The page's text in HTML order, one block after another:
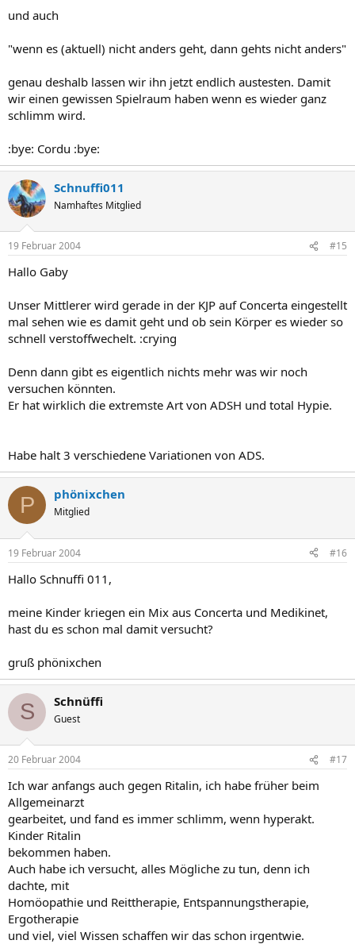
und auch
"wenn es (aktuell) nicht anders geht, dann gehts nicht anders"
genau deshalb lassen wir ihn jetzt endlich austesten. Damit
wir einen gewissen Spielraum haben wenn es wieder ganz
schlimm wird.
:bye: Cordu :bye:
Schnuffi011
Namhaftes Mitglied
19 Februar 2004 #15
Hallo Gaby
Unser Mittlerer wird gerade in der KJP auf Concerta eingestellt
mal sehen wie es damit geht und ob sein Körper es wieder so
schnell verstoffwechelt. :crying
Denn dann gibt es eigentlich nichts mehr was wir noch
versuchen könnten.
Er hat wirklich die extremste Art von ADSH und total Hypie.
Habe halt 3 verschiedene Variationen von ADS.
P phönixchen
Mitglied
19 Februar 2004 #16
Hallo Schnuffi 011,
meine Kinder kriegen ein Mix aus Concerta und Medikinet,
hast du es schon mal damit versucht?
gruß phönixchen
S Schnüffi
Guest
20 Februar 2004 #17
Ich war anfangs auch gegen Ritalin, ich habe früher beim
Allgemeinarzt
gearbeitet, und fand es immer schlimm, wenn hyperakt.
Kinder Ritalin
bekommen haben.
Auch habe ich versucht, alles Mögliche zu tun, denn ich
dachte, mit
Homöopathie und Reittherapie, Entspannungstherapie,
Ergotherapie
und viel, viel Wissen schaffen wir das schon irgentwie.